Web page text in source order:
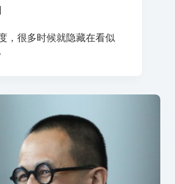
，很多时候就隐藏在看似